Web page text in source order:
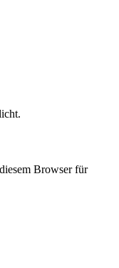
Browser für